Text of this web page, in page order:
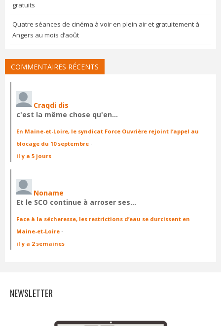
gratuits
Quatre séances de cinéma à voir en plein air et gratuitement à
Angers au mois d’août
COMMENTAIRES RÉCENTS
Craqdi dis
c'est la même chose qu'en…
En Maine-et-Loire, le syndicat Force Ouvrière rejoint l’appel au
blocage du 10 septembre ·
il y a 5 jours
Noname
Et le SCO continue à arroser ses…
Face à la sécheresse, les restrictions d’eau se durcissent en
Maine-et-Loire ·
il y a 2 semaines
NEWSLETTER